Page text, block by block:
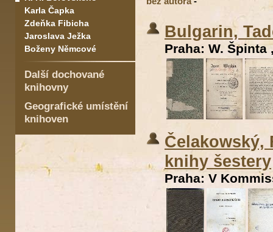
Karla Čapka
Zdeňka Fibicha
Jaroslava Ježka
Boženy Němcové
Další dochované
knihovny
Geografické umístění
knihoven
Bulgarin,
Praha: W. Špinta
Čelakowský,
knihy šestery
Praha: V